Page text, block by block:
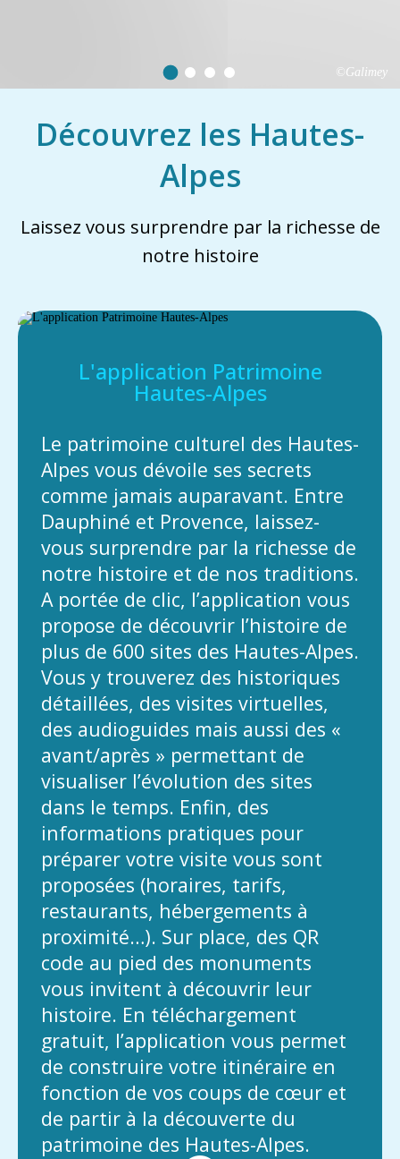
©Galimey
Découvrez les Hautes-
Alpes
Laissez vous surprendre par la richesse de
notre histoire
L'application Patrimoine
Hautes-Alpes
Le patrimoine culturel des Hautes-
Alpes vous dévoile ses secrets
comme jamais auparavant. Entre
Dauphiné et Provence, laissez-
vous surprendre par la richesse de
notre histoire et de nos traditions.
A portée de clic, l’application vous
propose de découvrir l’histoire de
plus de 600 sites des Hautes-Alpes.
Vous y trouverez des historiques
détaillées, des visites virtuelles,
des audioguides mais aussi des «
avant/après » permettant de
visualiser l’évolution des sites
dans le temps. Enfin, des
informations pratiques pour
préparer votre visite vous sont
proposées (horaires, tarifs,
restaurants, hébergements à
proximité…). Sur place, des QR
code au pied des monuments
vous invitent à découvrir leur
histoire. En téléchargement
gratuit, l’application vous permet
de construire votre itinéraire en
fonction de vos coups de cœur et
de partir à la découverte du
patrimoine des Hautes-Alpes.